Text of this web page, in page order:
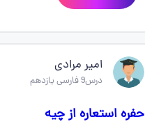
امیر مرادی
درس9 فارسی یازدهم
حفره استعاره از چیه